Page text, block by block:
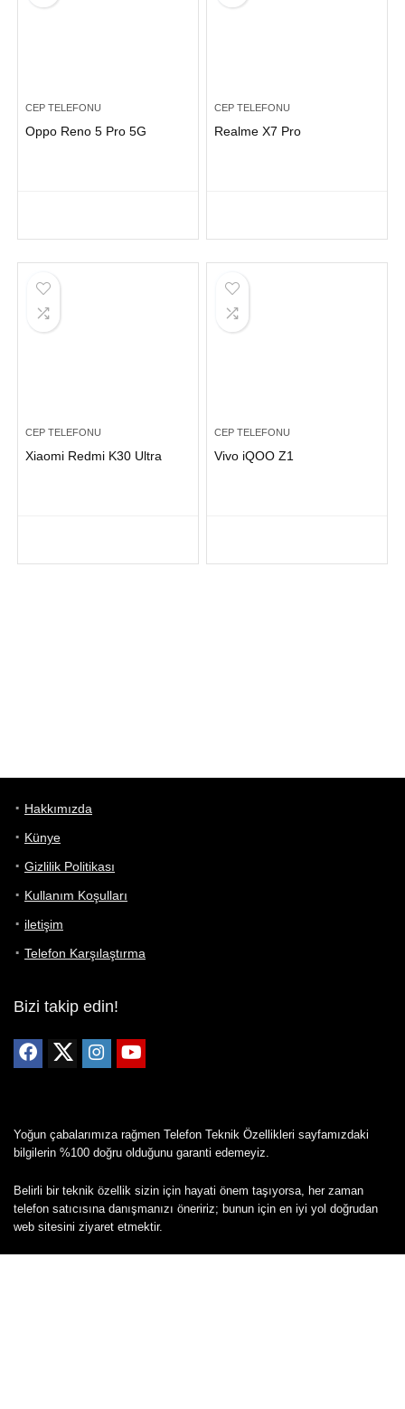
CEP TELEFONU
Oppo Reno 5 Pro 5G
CEP TELEFONU
Realme X7 Pro
CEP TELEFONU
Xiaomi Redmi K30 Ultra
CEP TELEFONU
Vivo iQOO Z1
Hakkımızda
Künye
Gizlilik Politikası
Kullanım Koşulları
iletişim
Telefon Karşılaştırma
Bizi takip edin!
Yoğun çabalarımıza rağmen Telefon Teknik Özellikleri sayfamızdaki
bilgilerin %100 doğru olduğunu garanti edemeyiz.
Belirli bir teknik özellik sizin için hayati önem taşıyorsa, her zaman
telefon satıcısına danışmanızı öneririz; bunun için en iyi yol doğrudan
web sitesini ziyaret etmektir.